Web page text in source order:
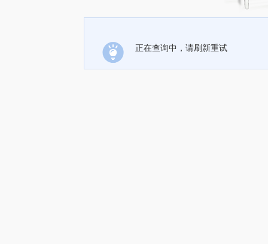
正在查询中，请刷新重试